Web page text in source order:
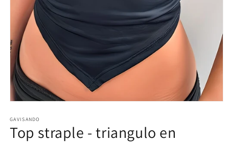
multimedia
1
GAVISANDO
Top straple - triangulo en